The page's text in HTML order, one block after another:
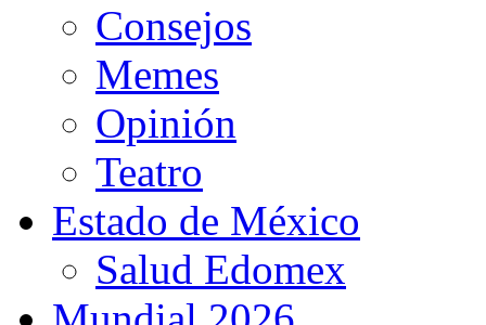
Consejos
Memes
Opinión
Teatro
Estado de México
Salud Edomex